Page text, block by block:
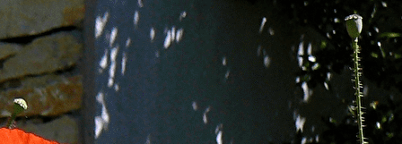
Exporter les lignes sélectionnées
Exporter toutes les colonnes
Exporter uniquement les colonnes affichées
Menu
<
>